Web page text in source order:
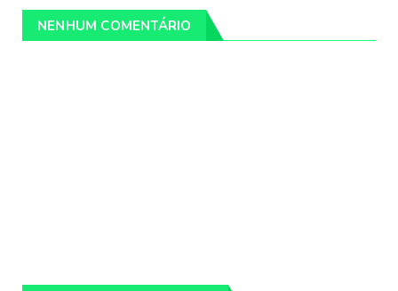
NENHUM COMENTÁRIO